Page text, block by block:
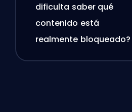
dificulta saber qué
contenido está
realmente bloqueado?